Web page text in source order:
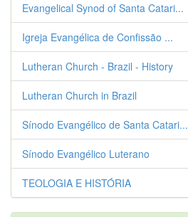
Evangelical Synod of Santa Catari...
Igreja Evangélica de Confissão ...
Lutheran Church - Brazil - History
Lutheran Church in Brazil
Sínodo Evangélico de Santa Catari...
Sínodo Evangélico Luterano
TEOLOGIA E HISTÓRIA